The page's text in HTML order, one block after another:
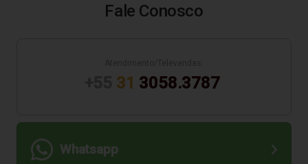
Fale Conosco
31 3058.3787
Whatsapp